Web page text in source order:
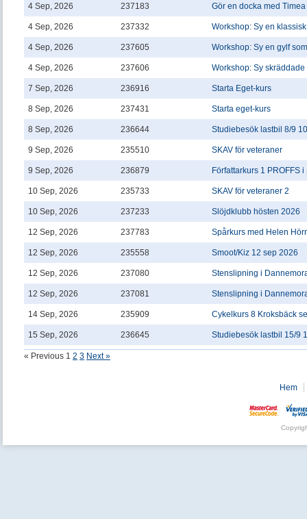
4 Sep, 2026 237183 Gör en docka med Timea
4 Sep, 2026 237332 Workshop: Sy en
4 Sep, 2026 237605 Workshop: Sy en gylf
4 Sep, 2026 237606 Workshop: Sy skräddade
7 Sep, 2026 236916 Starta Eget-kurs
8 Sep, 2026 237431 Starta eget-kurs
8 Sep, 2026 236644 Studiebesök lastbil 8/9
9 Sep, 2026 235510 SKAV för veteraner
9 Sep, 2026 236879 Författarkurs 1 PROFFS
10 Sep, 2026 235733 SKAV för veteraner 2
10 Sep, 2026 237233 Slöjdklubb hösten 2026
12 Sep, 2026 237783 Spårkurs med Helen
12 Sep, 2026 235558 Smoot/Kiz 12 sep 2026
12 Sep, 2026 237080 Stenslipning i
12 Sep, 2026 237081 Stenslipning i
14 Sep, 2026 235909 Cykelkurs 8 Kroksbäck
15 Sep, 2026 236645 Studiebesök lastbil 15/9
« Previous 1 2 3 Next »
Hem